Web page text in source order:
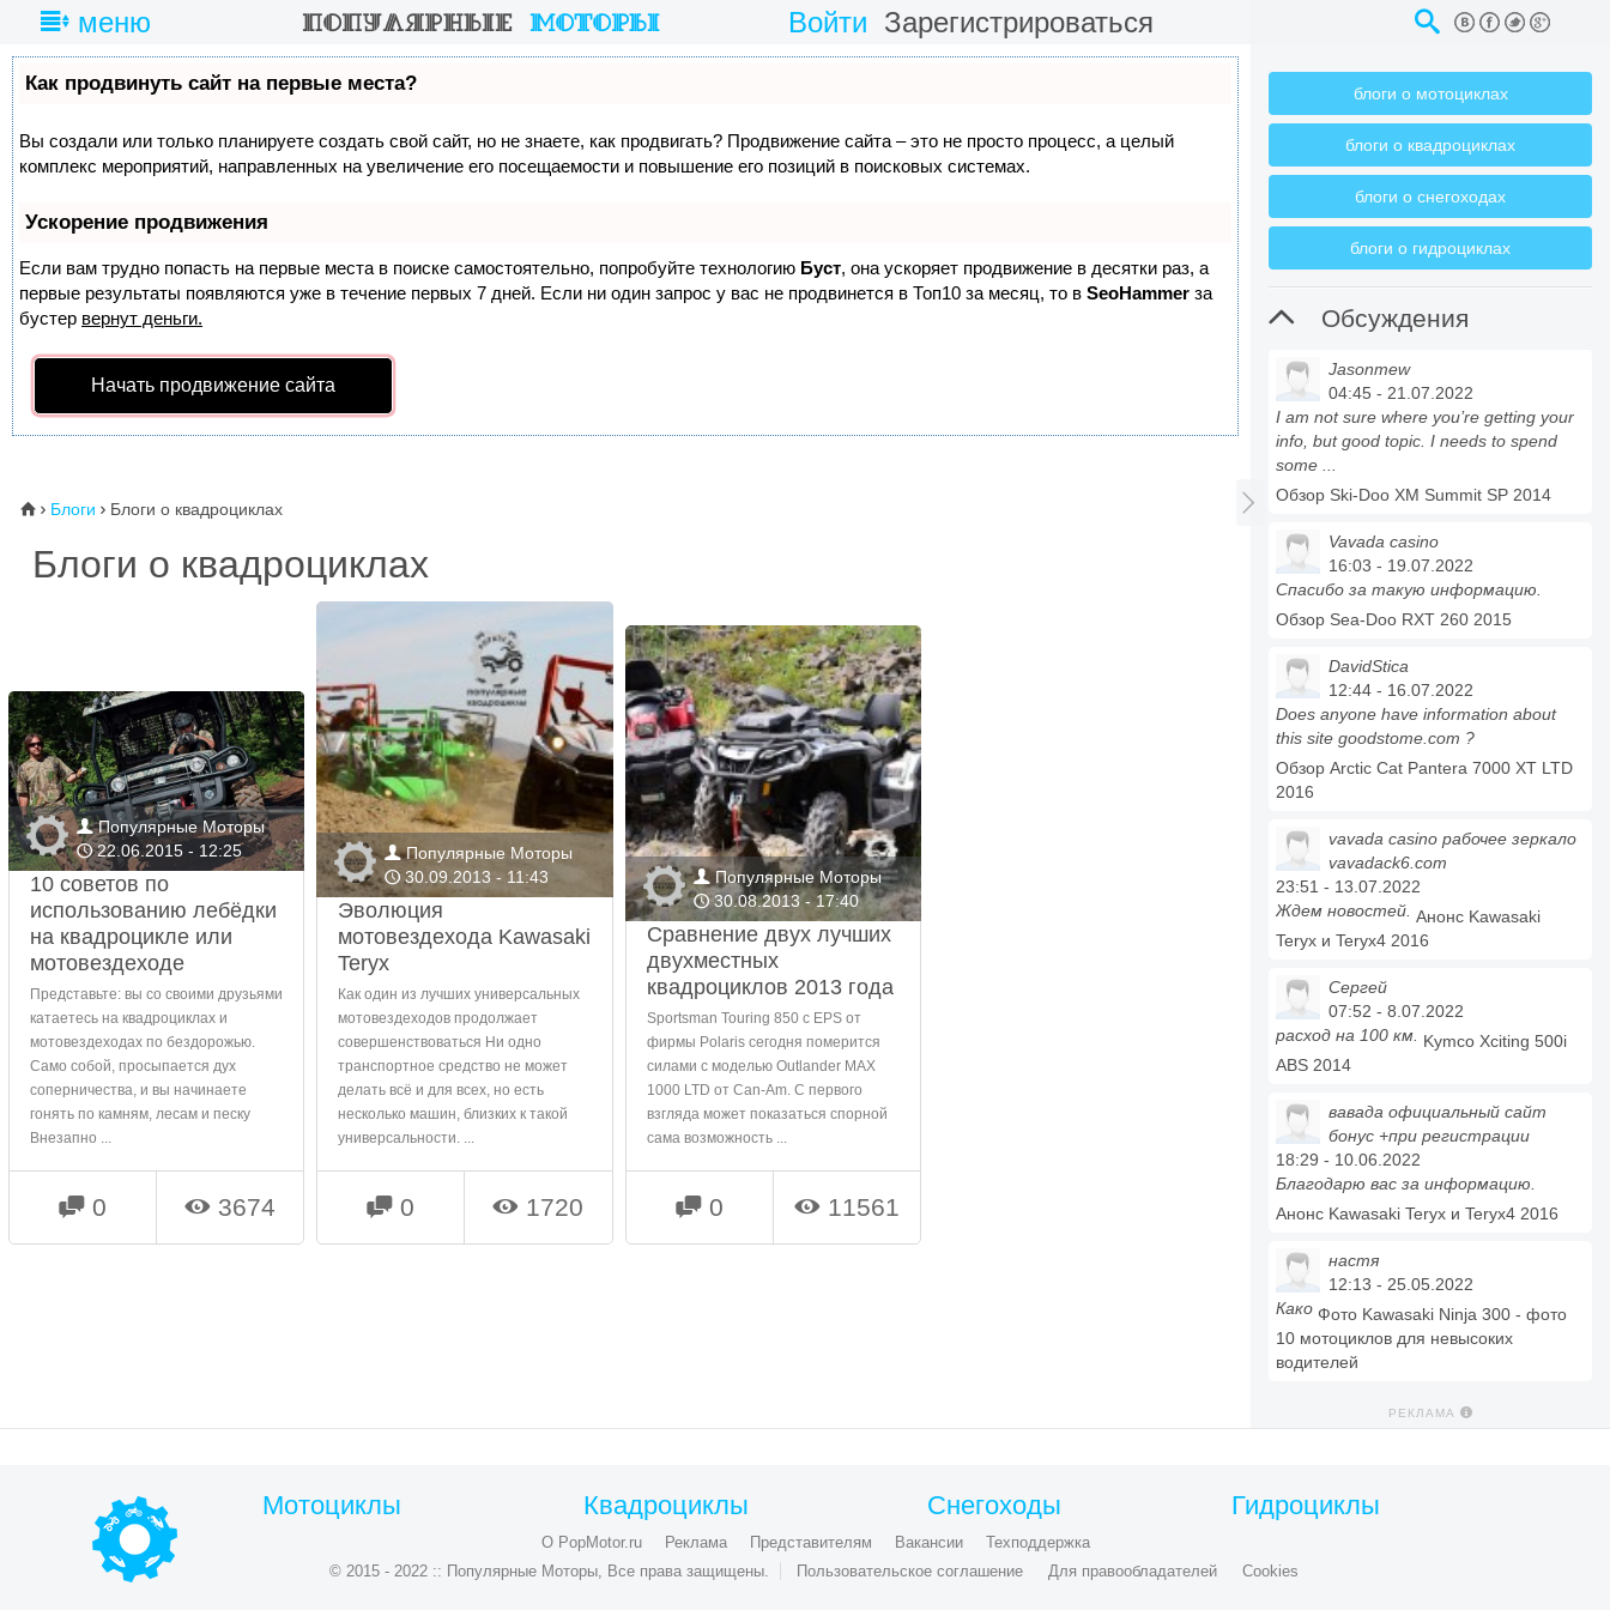
меню Войти Зарегистрироваться
Как продвинуть сайт на первые места?
Вы создали или только планируете создать свой сайт, но не знаете, как продвигать? Продвижение сайта – это не просто процесс, а целый
комплекс мероприятий, направленных на увеличение его посещаемости и повышение его позиций в поисковых системах.
Ускорение продвижения
Если вам трудно попасть на первые места в поиске самостоятельно, попробуйте технологию Буст, она ускоряет продвижение в десятки раз, а
первые результаты появляются уже в течение первых 7 дней. Если ни один запрос у вас не продвинется в Топ10 за месяц, то в SeoHammer за
бустер вернут деньги.
Начать продвижение сайта
⌂  Блоги  Блоги о квадроциклах
Блоги о квадроциклах
👤Популярные Моторы
🕔22.06.2015 - 12:25
10 советов по
использованию лебёдки
на квадроцикле или
мотовездеходе
Представьте: вы со своими друзьями
катаетесь на квадроциклах и
мотовездеходах по бездорожью.
Само собой, просыпается дух
соперничества, и вы начинаете
гонять по камням, лесам и песку
Внезапно ...
 0 3674
👤Популярные Моторы
🕔30.09.2013 - 11:43
Эволюция
мотовездехода Kawasaki
Teryx
Как один из лучших универсальных
мотовездеходов продолжает
совершенствоваться Ни одно
транспортное средство не может
делать всё и для всех, но есть
несколько машин, близких к такой
универсальности. ...
 0  1720
👤Популярные Моторы
🕔30.08.2013 - 17:40
Сравнение двух лучших
двухместных
квадроциклов 2013 года
Sportsman Touring 850 с EPS от
фирмы Polaris сегодня померится
силами с моделью Outlander MAX
1000 LTD от Can-Am. С первого
взгляда может показаться спорной
сама возможность ...
 0 11561

блоги о мотоциклах
блоги о квадроциклах
блоги о снегоходах
блоги о гидроциклах
 Обсуждения
Jasonmew
04:45 - 21.07.2022
I am not sure where you’re getting your
info, but good topic. I needs to spend
some ...
Обзор Ski-Doo XM Summit SP 2014
Vavada casino
16:03 - 19.07.2022
Спасибо за такую информацию.
Обзор Sea-Doo RXT 260 2015
DavidStica
12:44 - 16.07.2022
Does anyone have information about
this site goodstome.com ?
Обзор Arctic Cat Pantera 7000 XT LTD
2016
vavada casino рабочее зеркало
vavadack6.com
23:51 - 13.07.2022
Ждем новостей. Анонс Kawasaki
Teryx и Teryx4 2016
Сергей
07:52 - 8.07.2022
расход на 100 км. Kymco Xciting 500i
ABS 2014
вавада официальный сайт
бонус +при регистрации
18:29 - 10.06.2022
Благодарю вас за информацию.
Анонс Kawasaki Teryx и Teryx4 2016
настя
12:13 - 25.05.2022
Како Фото Kawasaki Ninja 300 - фото
10 мотоциклов для невысоких
водителей
РЕКЛАМА
Мотоциклы Квадроциклы Снегоходы Гидроциклы
О PopMotor.ru Реклама Представителям Вакансии
Техподдержка
© 2015 - 2022 :: Популярные Моторы, Все права защищены.
Пользовательское соглашение Для правообладателей Cookies